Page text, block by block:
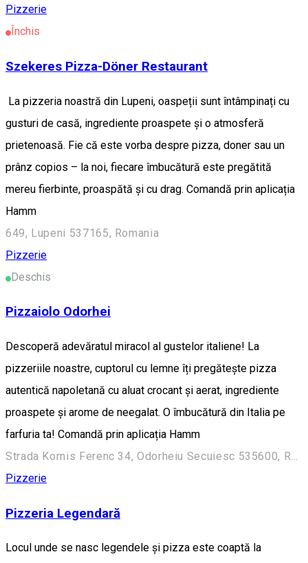
Pizzerie
Închis
Szekeres Pizza-Döner Restaurant
La pizzeria noastră din Lupeni, oaspeții sunt întâmpinați cu
gusturi de casă, ingrediente proaspete și o atmosferă
prietenoasă. Fie că este vorba despre pizza, doner sau un
prânz copios – la noi, fiecare îmbucătură este pregătită
mereu fierbinte, proaspătă și cu drag. Comandă prin aplicația
Hamm
649, Lupeni 537165, Romania
Pizzerie
Deschis
Pizzaiolo Odorhei
Descoperă adevăratul miracol al gustelor italiene! La
pizzeriile noastre, cuptorul cu lemne îți pregătește pizza
autentică napoletană cu aluat crocant și aerat, ingrediente
proaspete și arome de neegalat. O îmbucătură din Italia pe
farfuria ta! Comandă prin aplicația Hamm
Strada Kornis Ferenc 34, Odorheiu Secuiesc 535600, Romania
Pizzerie
Pizzeria Legendară
Locul unde se nasc legendele și pizza este coaptă la